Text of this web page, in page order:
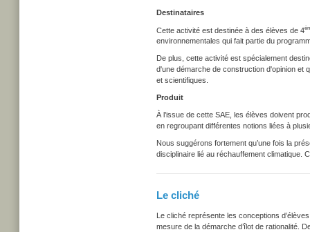
Destinataires
Cette activité est destinée à des élèves de 4
environnementales qui fait partie du
De plus, cette activité est spécialement
d'une démarche de construction d'opinion et
et scientifiques.
Produit
À l’issue de cette SAE, les élèves doivent
en regroupant différentes notions liées à
Nous suggérons fortement qu’une fois la
disciplinaire lié au réchauffement climatique.
Le cliché
Le cliché représente les conceptions
mesure de la démarche d’îlot de rationalité.